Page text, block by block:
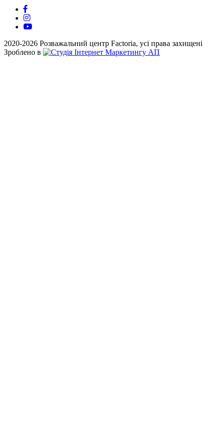
2020-2026 Розважальний центр Factoria, усі права захищені
Зроблено в